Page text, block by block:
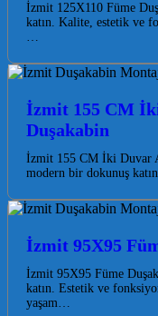
İzmit 125X110 Füme
katın. Kalite, estetik ve
…
İzmit 155 CM
Duşakabin
İzmit 155 CM İki Duvar
modern bir dokunuş
İzmit 95X95
İzmit 95X95 Füme
katın. Estetik ve
yaşam…